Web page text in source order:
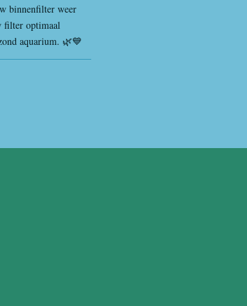
binnenfilter weer
filter optimaal
aquarium. 🌿💙